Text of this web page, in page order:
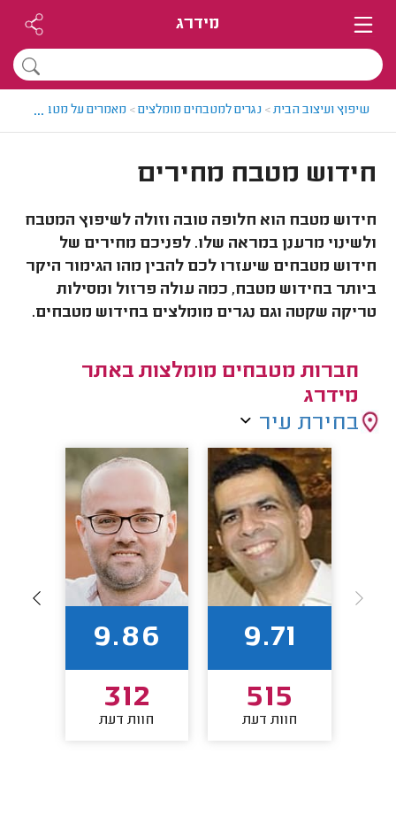
מידרג
שיפוץ ועיצוב הבית> נגרים למטבחים מומלצים> מאמרים על מטבחים
...
חידוש מטבח מחירים
חידוש מטבח הוא חלופה טובה וזולה לשיפוץ המטבח
ולשינוי מרענן במראה שלו. לפניכם מחירים של
חידוש מטבחים שיעזרו לכם להבין מהו הגימור היקר
ביותר בחידוש מטבח, כמה עולה פרזול ומסילות
טריקה שקטה וגם נגרים מומלצים בחידוש מטבחים.
חברות מטבחים מומלצות באתר
מידרג
בחירת עיר
9.71
515
חוות דעת
9.86
312
חוות דעת